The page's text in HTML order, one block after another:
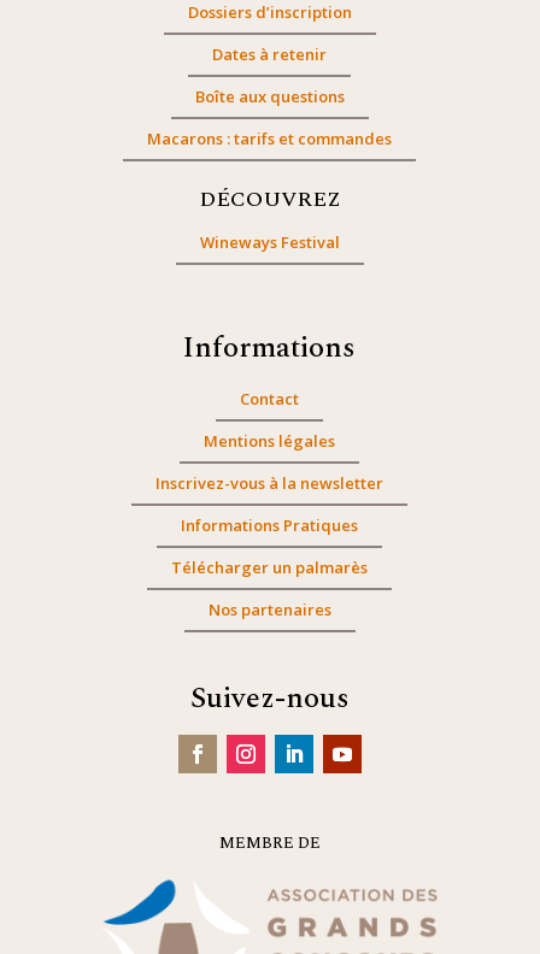
Dossiers d’inscription
Dates à retenir
Boîte aux questions
Macarons : tarifs et commandes
DÉCOUVREZ
Wineways Festival
Informations
Contact
Mentions légales
Inscrivez-vous à la newsletter
Informations Pratiques
Télécharger un palmarès
Nos partenaires
Suivez-nous
MEMBRE DE